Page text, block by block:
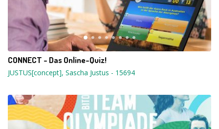
CONNECT - Das Online-Quiz!
JUSTUS[concept], Sascha Justus - 15694